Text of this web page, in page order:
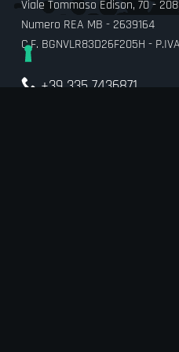
Viale Tommaso Edison, 70 -
Numero REA MB - 2639164
C.F. BGNVLR83D26F205H -
+39 335 7436871